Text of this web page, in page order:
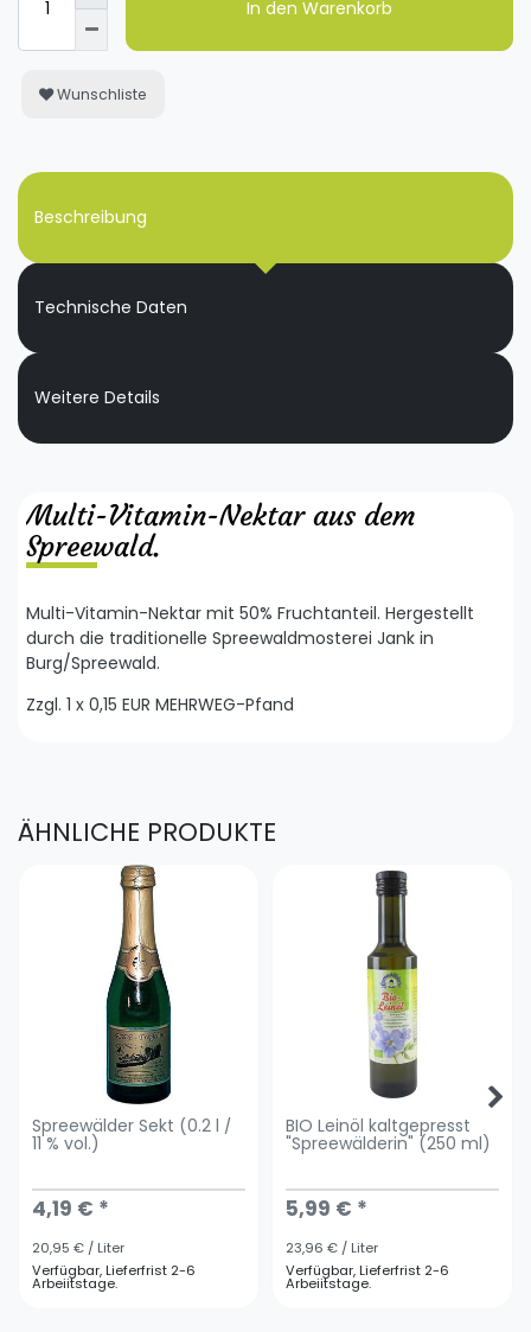
In den Warenkorb
Wunschliste
Beschreibung
Technische Daten
Weitere Details
Multi-Vitamin-Nektar aus dem
Spreewald.
Multi-Vitamin-Nektar mit 50% Fruchtanteil. Hergestellt
durch die traditionelle Spreewaldmosterei Jank in
Burg/Spreewald.
Zzgl. 1 x 0,15 EUR MEHRWEG-Pfand
ÄHNLICHE PRODUKTE
Spreewälder Sekt (0.2 l /
11 % vol.)
4,19 € *
20,95 € / Liter
Verfügbar, Lieferfrist 2-6
Arbeiitstage.
BIO Leinöl kaltgepresst
"Spreewälderin" (250 ml)
5,99 € *
23,96 € / Liter
Verfügbar, Lieferfrist 2-6
Arbeiitstage.